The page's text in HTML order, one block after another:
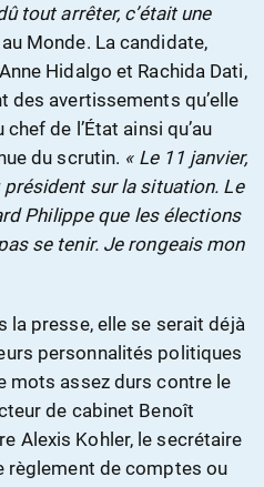
tout arrêter, c’était une
Monde. La candidate,
Hidalgo et Rachida Dati,
des avertissements qu’elle
de l’État ainsi qu’au
du scrutin. « Le 11 janvier,
président sur la situation. Le
Philippe que les élections
se tenir. Je rongeais mon
la presse, elle se serait déjà
personnalités politiques
mots assez durs contre le
de cabinet Benoît
Alexis Kohler, le secrétaire
règlement de comptes ou